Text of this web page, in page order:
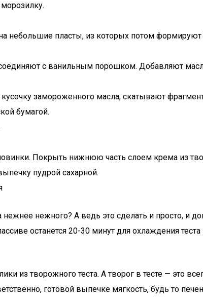
небольшие пласты, из которых потом формируют
с ванильным порошком. Добавляют
замороженного масла, скатывают
бумагой.
Покрыть нижнюю часть слоем крема из
пудрой сахарной.
нежного? А ведь это сделать и просто, и
останется 20-30 минут для охлаждения
из творожного теста. А творог в тесте — это
готовой выпечке мягкость, будь то